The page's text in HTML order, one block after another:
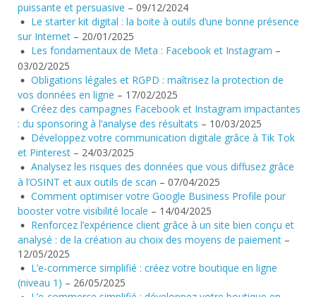
puissante et persuasive – 09/12/2024
Le starter kit digital : la boite à outils d’une bonne présence
sur Internet – 20/01/2025
Les fondamentaux de Meta : Facebook et Instagram –
03/02/2025
Obligations légales et RGPD : maîtrisez la protection de
vos données en ligne – 17/02/2025
Créez des campagnes Facebook et Instagram impactantes
: du sponsoring à l’analyse des résultats – 10/03/2025
Développez votre communication digitale grâce à Tik Tok
et Pinterest – 24/03/2025
Analysez les risques des données que vous diffusez grâce
à l’OSINT et aux outils de scan – 07/04/2025
Comment optimiser votre Google Business Profile pour
booster votre visibilité locale – 14/04/2025
Renforcez l’expérience client grâce à un site bien conçu et
analysé : de la création au choix des moyens de paiement –
12/05/2025
L’e-commerce simplifié : créez votre boutique en ligne
(niveau 1) – 26/05/2025